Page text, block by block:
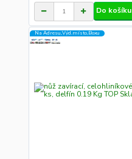
Do košíku
Na Adresu,Výd.místo,Boxu